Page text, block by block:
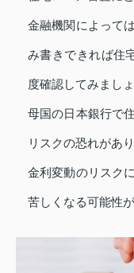
金融機関によって
み書きできれば住
度確認してみましょ
母国の日本銀行で
リスクの恐れがあり
金利変動のリスク
苦しくなる可能性